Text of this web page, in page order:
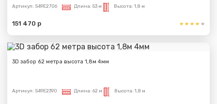
Артикул: S49E2706 Длина: 53 м Высота: 1,8 м
151 470 р
3D забор 62 метра высота 1,8м 4мм
Артикул: S49E2390 Длина: 62 м Высота: 1,8 м